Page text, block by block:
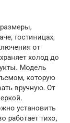
гостиницах,
от
холод до
Модель
которую
вручную. От
установить
работает тихо,